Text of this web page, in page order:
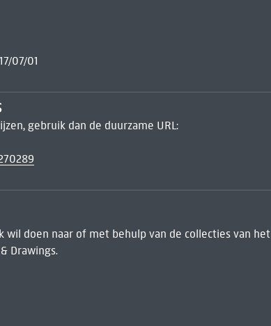
07/01
gebruik dan de duurzame URL:
doen naar of met behulp van de collecties van het
Drawings.